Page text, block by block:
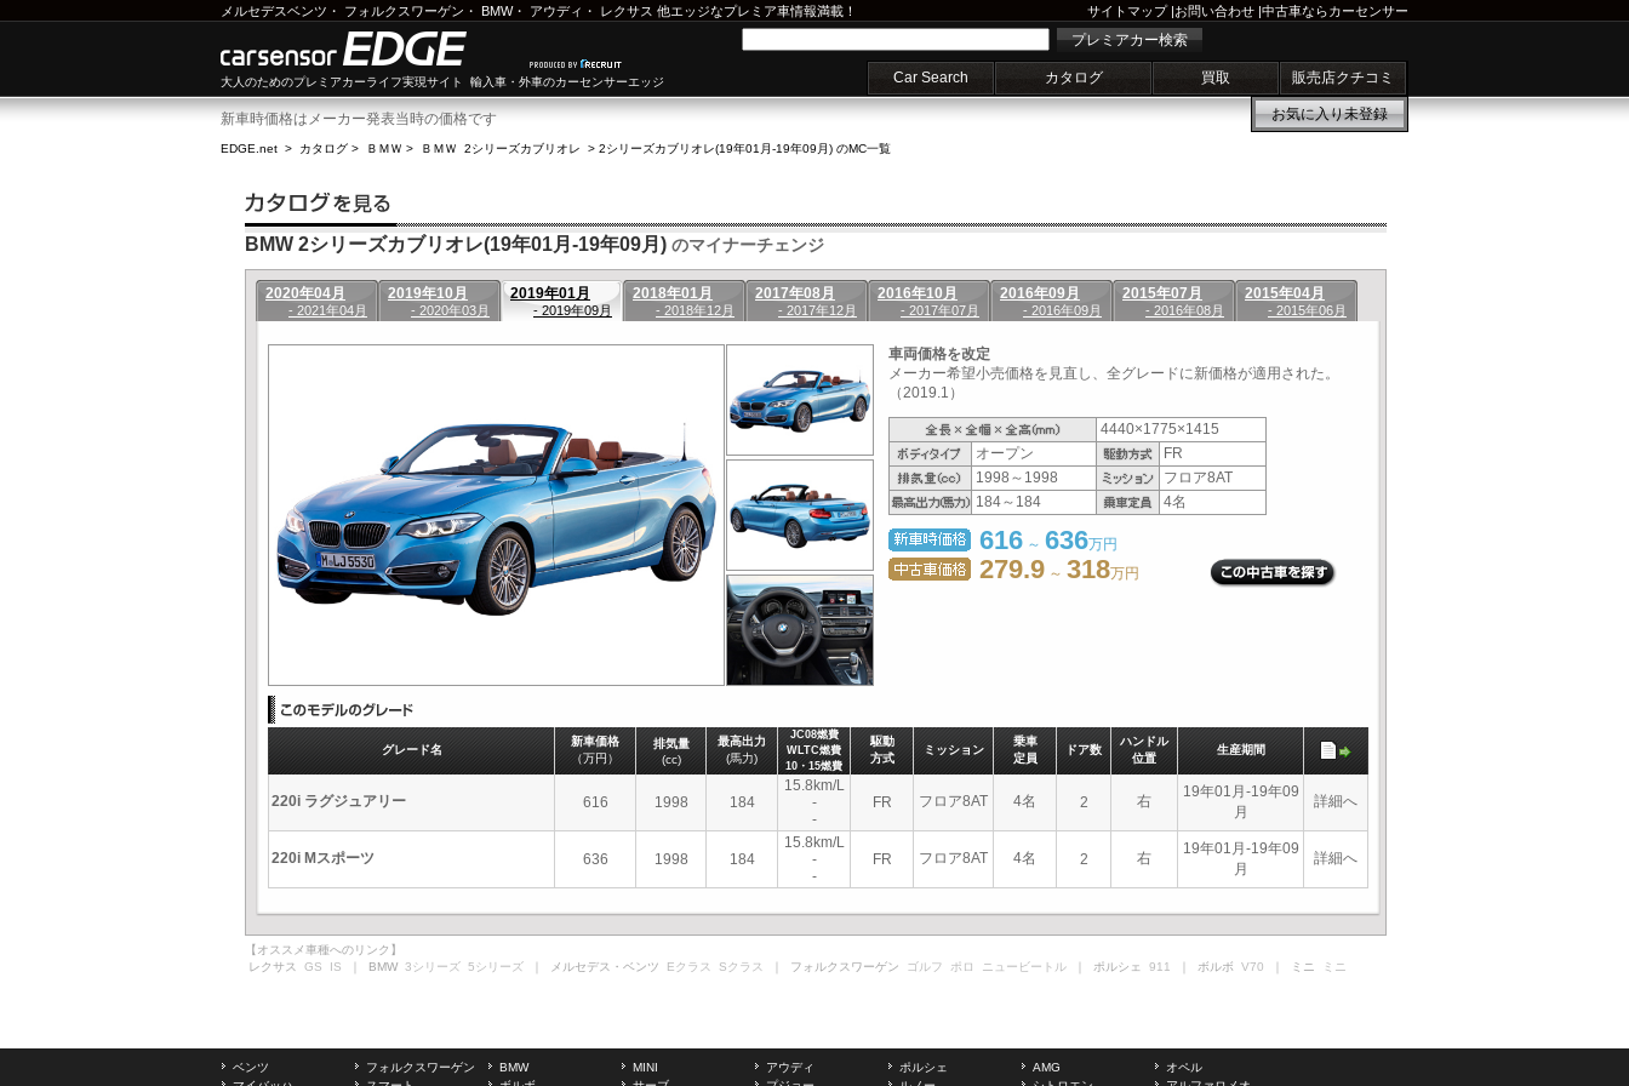
メルセデスベンツ ・ フォルクスワーゲン ・ BMW・ アウディ ・ レクサス 他エッジなプレミア車情報満載！ サイトマップ|お問い合わせ |中古車ならカーセンサー
大人のためのプレミアカーライフ実現サイト 輸入車・外車のカーセンサーエッジ
プレミアカー検索
Car Search カタログ 買取 販売店クチコミ
お気に入り未登録
新車時価格はメーカー発表当時の価格です
EDGE.net > カタログ > ＢＭＷ > ＢＭＷ 2シリーズカブリオレ > 2シリーズカブリオレ(19年01月-19年09月) のMC一覧
BMW 2シリーズカブリオレ(19年01月-19年09月) のマイナーチェンジ
2020年04月
- 2021年04月
2019年10月
- 2020年03月
2019年01月
- 2019年09月
2018年01月
- 2018年12月
2017年08月
- 2017年12月
2016年10月
- 2017年07月
2016年09月
- 2016年09月
2015年07月
- 2016年08月
2015年04月
- 2015年06月
車両価格を改定
メーカー希望小売価格を見直し、全グレードに新価格が適用された。
（2019.1）
4440×1775×1415
オープン
FR
1998～1998
フロア8AT
184～184
4名
616 ～ 636万円
279.9 ～ 318万円
グレード名
新車価格
（万円）
排気量
(cc)
最高出力
(馬力)
JC08燃費
WLTC燃費
10・15燃費
駆動
方式
ミッション
乗車
定員
ドア数
ハンドル
位置
生産期間
220i ラグジュアリー 616 1998 184
15.8km/L
-
-
FR フロア8AT 4名 2 右
19年01月-19年09
月
詳細へ
220i Mスポーツ 636 1998 184
15.8km/L
-
-
FR フロア8AT 4名 2 右
19年01月-19年09
月
詳細へ
【オススメ車種へのリンク】
レクサス GS IS ｜ BMW 3シリーズ 5シリーズ ｜ メルセデス・ベンツ Eクラス Sクラス ｜ フォルクスワーゲン ゴルフ ポロ ニュービートル ｜ ポルシェ 911 ｜ ボルボ V70 ｜ ミニ ミニ
ベンツ フォルクスワーゲン BMW MINI アウディ ポルシェ AMG
オペル